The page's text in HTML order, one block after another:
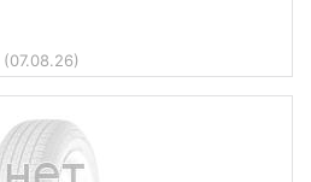
(07.08.26)